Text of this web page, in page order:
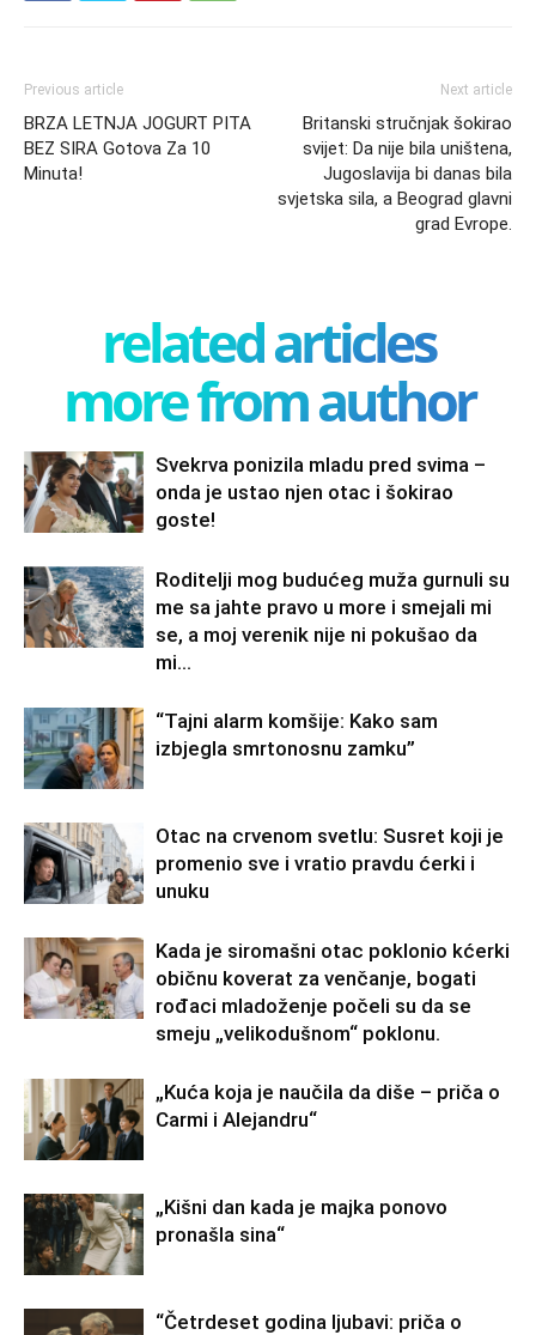
Previous article
BRZA LETNJA JOGURT PITA
BEZ SIRA Gotova Za 10
Minuta!
Next article
Britanski stručnjak šokirao
svijet: Da nije bila uništena,
Jugoslavija bi danas bila
svjetska sila, a Beograd glavni
grad Evrope.
related articles
more from author
Svekrva ponizila mladu pred svima –
onda je ustao njen otac i šokirao
goste!
Roditelji mog budućeg muža gurnuli su
me sa jahte pravo u more i smejali mi
se, a moj verenik nije ni pokušao da
mi...
“Tajni alarm komšije: Kako sam
izbjegla smrtonosnu zamku”
Otac na crvenom svetlu: Susret koji je
promenio sve i vratio pravdu ćerki i
unuku
Kada je siromašni otac poklonio kćerki
običnu koverat za venčanje, bogati
rođaci mladoženje počeli su da se
smeju „velikodušnom“ poklonu.
„Kuća koja je naučila da diše – priča o
Carmi i Alejandru“
„Kišni dan kada je majka ponovo
pronašla sina“
“Četrdeset godina ljubavi: priča o